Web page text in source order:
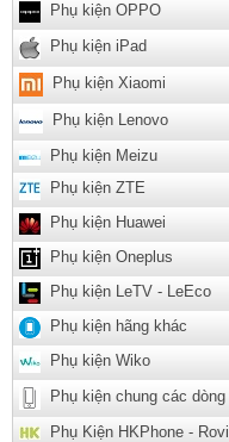
Phụ kiện OPPO
Phụ kiện iPad
Phụ kiện Xiaomi
Phụ kiện Lenovo
Phụ kiện Meizu
Phụ kiện ZTE
Phụ kiện Huawei
Phụ kiện Oneplus
Phụ kiện LeTV - LeEco
Phụ kiện hãng khác
Phụ kiện Wiko
Phụ kiện chung các dòng
Phụ Kiện HKPhone - Rovi